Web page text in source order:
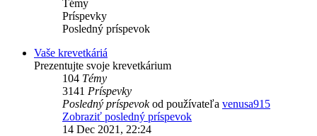
Témy
Príspevky
Posledný príspevok
Vaše krevetkáriá
Prezentujte svoje krevetkárium
104 Témy
3141 Príspevky
Posledný príspevokod používateľa venusa915
Zobraziť posledný príspevok
14 Dec 2021, 22:24